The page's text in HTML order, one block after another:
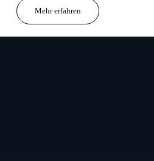
Mehr erfahren